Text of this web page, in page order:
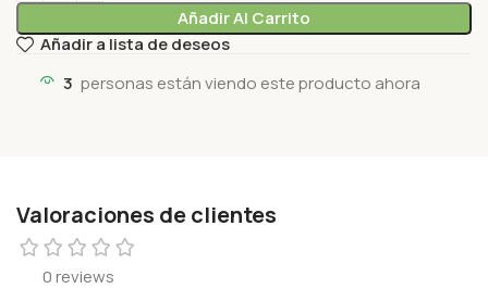
Añadir Al Carrito
Añadir a lista de deseos
3 personas están viendo este producto ahora
Valoraciones de clientes
0 reviews